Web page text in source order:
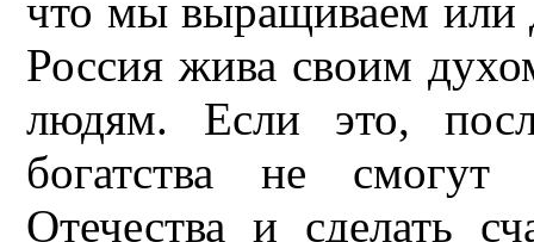
что мы выращиваем
Россия жива своим
людям. Если это,
богатства не смогут
Отечества и сделать